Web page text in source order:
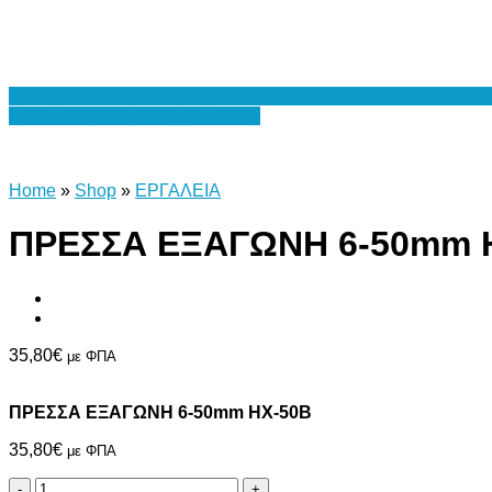
Home » Shop » ΕΡΓΑΛΕΙΑ
ΠΡΕΣΣΑ ΕΞΑΓΩΝΗ 6-50mm
35,80€ με ΦΠΑ
ΠΡΕΣΣΑ ΕΞΑΓΩΝΗ 6-50mm ΗΧ-50Β
35,80€ με ΦΠΑ
ΠΡΕΣΣΑ